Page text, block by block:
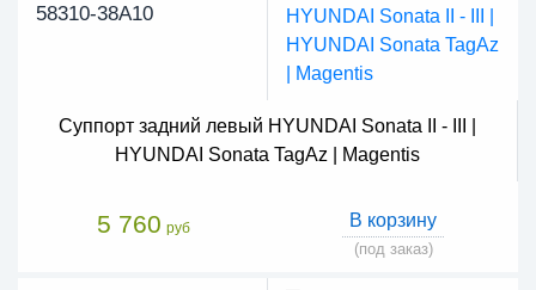
58310-38A10
Суппорт задний левый HYUNDAI Sonata II - III |
HYUNDAI Sonata TagAz | Magentis
5 760 руб В корзину
(под заказ)